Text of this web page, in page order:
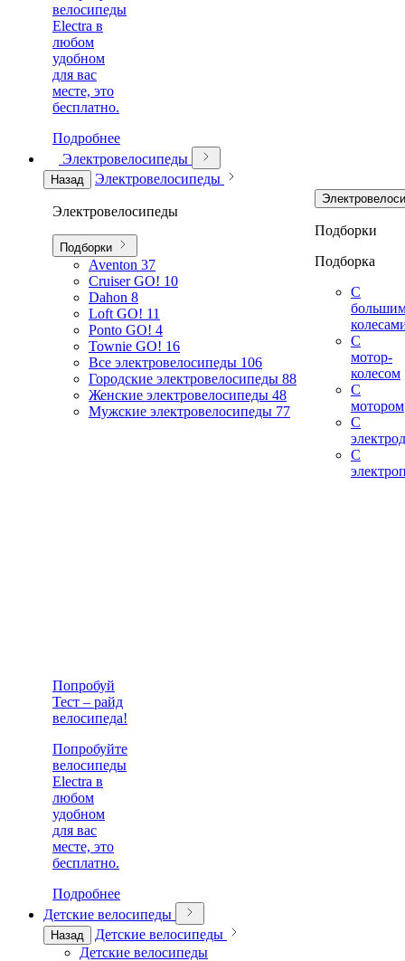
велосипеды
Electra в
любом
удобном
для вас
месте, это
бесплатно.
Подробнее
Электровелосипеды
Назад Электровелосипеды
Электровелосипеды
Подборки
Aventon 37
Cruiser GO! 10
Dahon 8
Loft GO! 11
Ponto GO! 4
Townie GO! 16
Все электровелосипеды 106
Городские электровелосипеды 88
Женские электровелосипеды 48
Мужские электровелосипеды 77
Подборки
Подборка
С
С
мотор-
колесом
С
мотором
С
С
Попробуй
Тест – райд
велосипеда!
Попробуйте
велосипеды
Electra в
любом
удобном
для вас
месте, это
бесплатно.
Подробнее
Детские велосипеды
Назад
Детские велосипеды
Детские велосипеды